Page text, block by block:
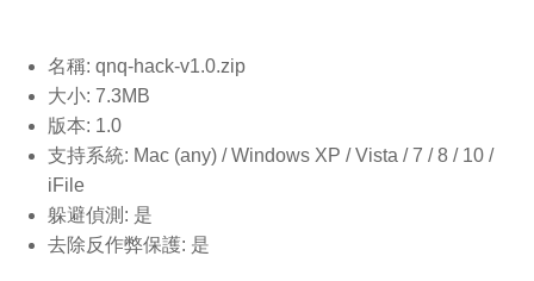
名稱: qnq-hack-v1.0.zip
大小: 7.3MB
版本: 1.0
支持系統: Mac (any) / Windows XP / Vista / 7 / 8 / 10 /
iFile
躲避偵測: 是
去除反作弊保護: 是